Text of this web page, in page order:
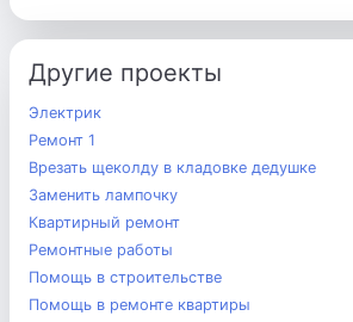
Другие проекты
Электрик
Ремонт 1
Врезать щеколду в кладовке дедушке
Заменить лампочку
Квартирный ремонт
Ремонтные работы
Помощь в строительстве
Помощь в ремонте квартиры